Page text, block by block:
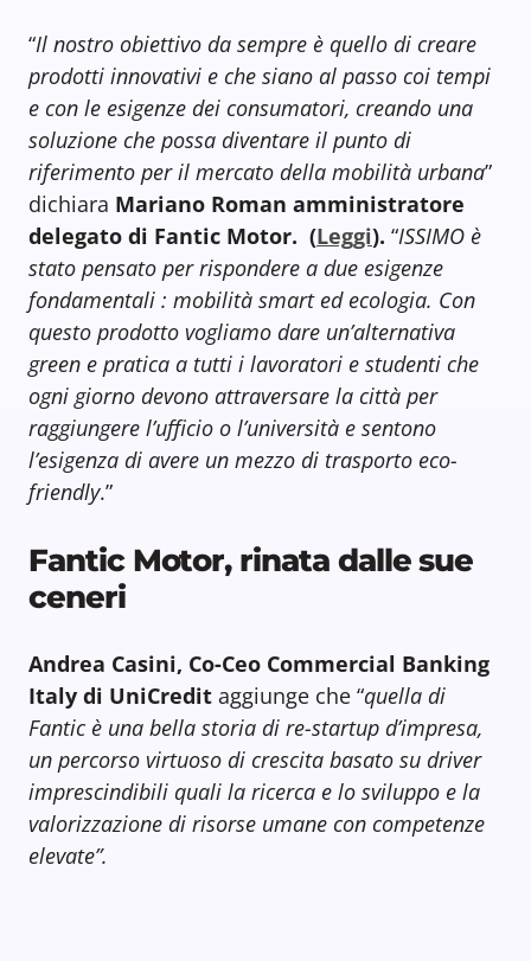
“Il nostro obiettivo da sempre è quello di creare
prodotti innovativi e che siano al passo coi tempi
e con le esigenze dei consumatori, creando una
soluzione che possa diventare il punto di
riferimento per il mercato della mobilità urbana”
dichiara Mariano Roman amministratore
delegato di Fantic Motor. (Leggi). “ISSIMO è
stato pensato per rispondere a due esigenze
fondamentali : mobilità smart ed ecologia. Con
questo prodotto vogliamo dare un’alternativa
green e pratica a tutti i lavoratori e studenti che
ogni giorno devono attraversare la città per
raggiungere l’ufficio o l’università e sentono
l’esigenza di avere un mezzo di trasporto eco-
friendly.”
Fantic Motor, rinata dalle sue
ceneri
Andrea Casini, Co-Ceo Commercial Banking
Italy di UniCredit aggiunge che “quella di
Fantic è una bella storia di re-startup d’impresa,
un percorso virtuoso di crescita basato su driver
imprescindibili quali la ricerca e lo sviluppo e la
valorizzazione di risorse umane con competenze
elevate”.